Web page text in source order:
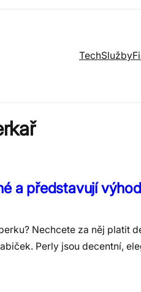
TechSlužby
a představují
Nechcete za něj platit
Perly jsou decentní,